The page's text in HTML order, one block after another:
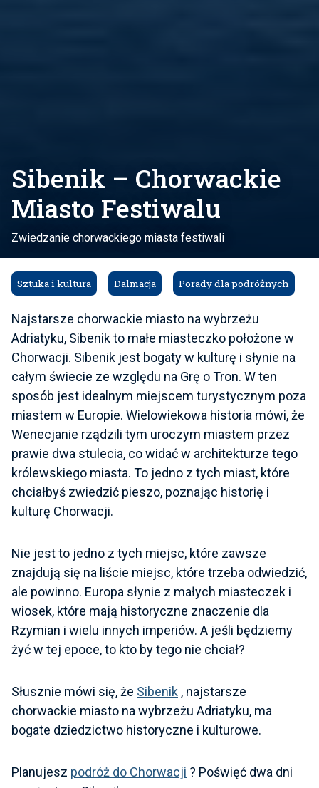
Sibenik – Chorwackie
Miasto Festiwalu
Zwiedzanie chorwackiego miasta festiwali
Sztuka i kultura Dalmacja Porady dla podróżnych
Najstarsze chorwackie miasto na wybrzeżu
Adriatyku, Sibenik to małe miasteczko położone w
Chorwacji. Sibenik jest bogaty w kulturę i słynie na
całym świecie ze względu na Grę o Tron. W ten
sposób jest idealnym miejscem turystycznym poza
miastem w Europie. Wielowiekowa historia mówi, że
Wenecjanie rządzili tym uroczym miastem przez
prawie dwa stulecia, co widać w architekturze tego
królewskiego miasta. To jedno z tych miast, które
chciałbyś zwiedzić pieszo, poznając historię i
kulturę Chorwacji.
Nie jest to jedno z tych miejsc, które zawsze
znajdują się na liście miejsc, które trzeba odwiedzić,
ale powinno. Europa słynie z małych miasteczek i
wiosek, które mają historyczne znaczenie dla
Rzymian i wielu innych imperiów. A jeśli będziemy
żyć w tej epoce, to kto by tego nie chciał?
Słusznie mówi się, że Sibenik , najstarsze
chorwackie miasto na wybrzeżu Adriatyku, ma
bogate dziedzictwo historyczne i kulturowe.
Planujesz podróż do Chorwacji ? Poświęć dwa dni